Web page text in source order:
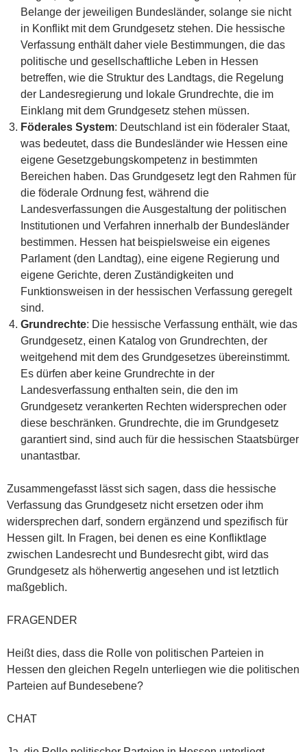
Belange der jeweiligen Bundesländer, solange sie nicht
in Konflikt mit dem Grundgesetz stehen. Die hessische
Verfassung enthält daher viele Bestimmungen, die das
politische und gesellschaftliche Leben in Hessen
betreffen, wie die Struktur des Landtags, die Regelung
der Landesregierung und lokale Grundrechte, die im
Einklang mit dem Grundgesetz stehen müssen.
Föderales System: Deutschland ist ein föderaler Staat,
was bedeutet, dass die Bundesländer wie Hessen eine
eigene Gesetzgebungskompetenz in bestimmten
Bereichen haben. Das Grundgesetz legt den Rahmen für
die föderale Ordnung fest, während die
Landesverfassungen die Ausgestaltung der politischen
Institutionen und Verfahren innerhalb der Bundesländer
bestimmen. Hessen hat beispielsweise ein eigenes
Parlament (den Landtag), eine eigene Regierung und
eigene Gerichte, deren Zuständigkeiten und
Funktionsweisen in der hessischen Verfassung geregelt
sind.
Grundrechte: Die hessische Verfassung enthält, wie das
Grundgesetz, einen Katalog von Grundrechten, der
weitgehend mit dem des Grundgesetzes übereinstimmt.
Es dürfen aber keine Grundrechte in der
Landesverfassung enthalten sein, die den im
Grundgesetz verankerten Rechten widersprechen oder
diese beschränken. Grundrechte, die im Grundgesetz
garantiert sind, sind auch für die hessischen Staatsbürger
unantastbar.
Zusammengefasst lässt sich sagen, dass die hessische
Verfassung das Grundgesetz nicht ersetzen oder ihm
widersprechen darf, sondern ergänzend und spezifisch für
Hessen gilt. In Fragen, bei denen es eine Konfliktlage
zwischen Landesrecht und Bundesrecht gibt, wird das
Grundgesetz als höherwertig angesehen und ist letztlich
maßgeblich.
FRAGENDER
Heißt dies, dass die Rolle von politischen Parteien in
Hessen den gleichen Regeln unterliegen wie die politischen
Parteien auf Bundesebene?
CHAT